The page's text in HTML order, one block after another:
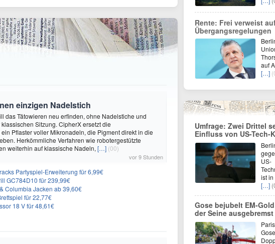
einzigen Nadelstich
das Tätowieren neu erfinden, ohne Nadelstiche und
Sitzung. CipherX ersetzt die
Pflaster voller Mikronadeln, die Pigment direkt in die
Herkömmliche Verfahren wie robotergestützte
weiterhin auf klassische Nadeln, […] (00)
vor 9 Stunden
Partyspiel-Erweiterung für 6,99€
GC784D10 für 239,99€
Columbia Jacken ab 39,60€
für 22,77€
18 V für 48,61€
Rente: Frei verweist
Übergangsregelungen
auf
[…]
Umfrage: Zwei Drittel
Einfluss von US-Tech-
US-
ist
[…]
Gose bejubelt EM-
der Seine ausgebremst